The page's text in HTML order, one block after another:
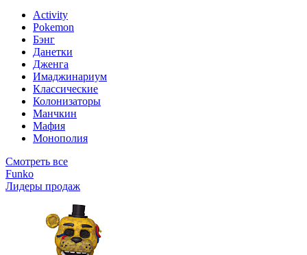
Activity
Pokemon
Бэнг
Данетки
Дженга
Имаджинариум
Классические
Колонизаторы
Манчкин
Мафия
Монополия
Смотреть все
Funko
Лидеры продаж